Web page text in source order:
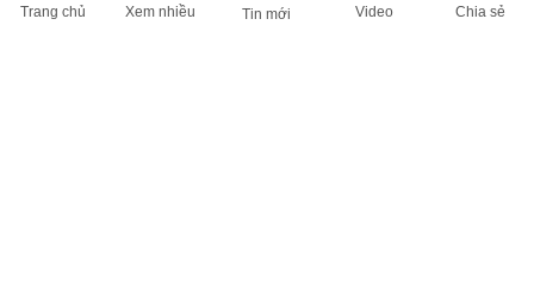
Trang chủ Xem nhiều Tin mới Video Chia sẻ